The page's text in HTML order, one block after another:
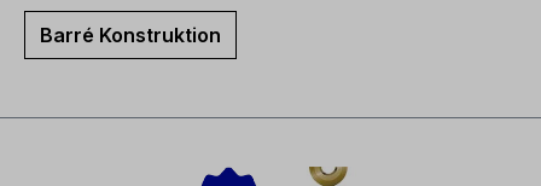
Barré Konstruktion